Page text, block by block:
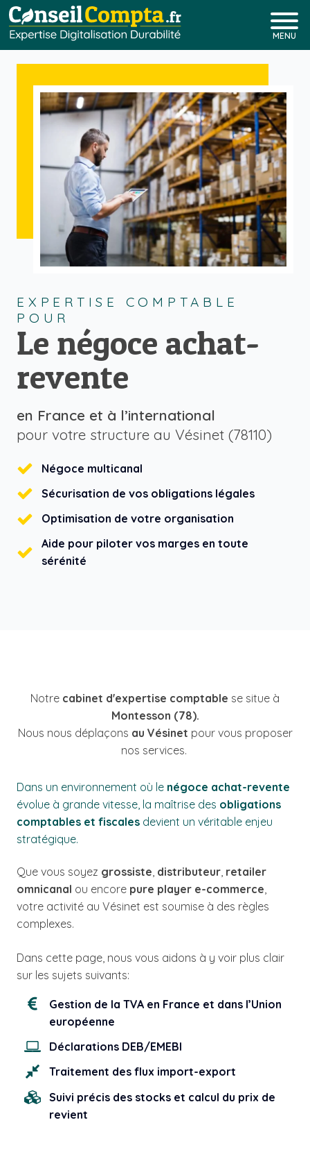
MENU
EXPERTISE COMPTABLE
POUR
Le négoce achat-
revente
en France et à l’international
pour votre structure au Vésinet (78110)
Négoce multicanal
Sécurisation de vos obligations légales
Optimisation de votre organisation
Aide pour piloter vos marges en toute
sérénité
Notre cabinet d'expertise comptable se situe à
Montesson (78).
Nous nous déplaçons au Vésinet pour vous proposer
nos services.
Dans un environnement où le négoce achat-revente
évolue à grande vitesse, la maîtrise des obligations
comptables et fiscales devient un véritable enjeu
stratégique.
Que vous soyez grossiste, distributeur, retailer
omnicanal ou encore pure player e-commerce,
votre activité au Vésinet est soumise à des règles
complexes.
Dans cette page, nous vous aidons à y voir plus clair
sur les sujets suivants:
Gestion de la TVA en France et dans l’Union
européenne
Déclarations DEB/EMEBI
Traitement des flux import-export
Suivi précis des stocks et calcul du prix de
revient